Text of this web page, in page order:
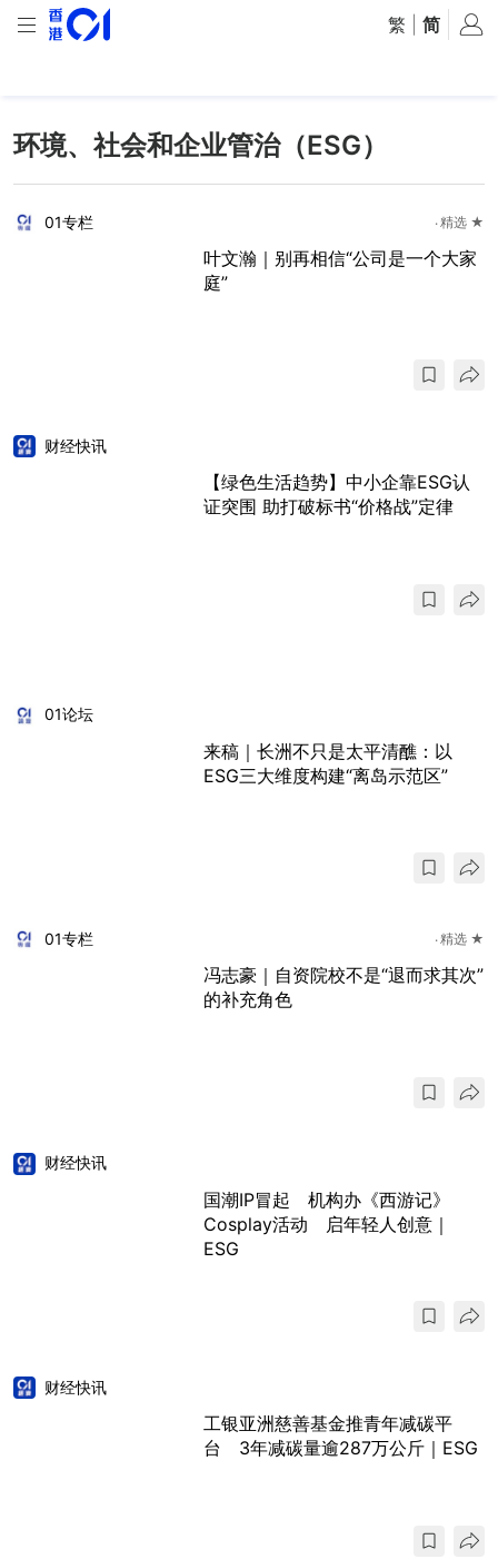
繁 简
环境、社会和企业管治（ESG）
01专栏 精选 ★
叶文瀚｜别再相信“公司是一个大家
庭”
财经快讯
【绿色生活趋势】中小企靠ESG认
证突围 助打破标书“价格战”定律
01论坛
来稿｜长洲不只是太平清醮：以
ESG三大维度构建“离岛示范区”
01专栏 精选 ★
冯志豪｜自资院校不是“退而求其次”
的补充角色
财经快讯
国潮IP冒起 机构办《西游记》
Cosplay活动 启年轻人创意｜
ESG
财经快讯
工银亚洲慈善基金推青年减碳平
台 3年减碳量逾287万公斤｜ESG